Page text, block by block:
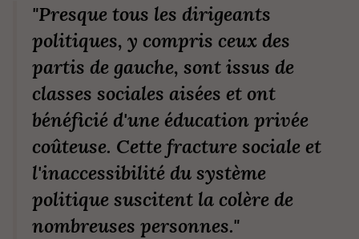
"Presque tous les dirigeants
politiques, y compris ceux des
partis de gauche, sont issus de
classes sociales aisées et ont
bénéficié d'une éducation privée
coûteuse. Cette fracture sociale et
l'inaccessibilité du système
politique suscitent la colère de
nombreuses personnes."